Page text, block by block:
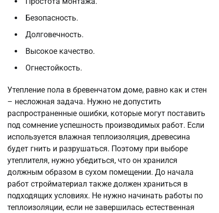
Безопасность.
Долговечность.
Высокое качество.
Огнестойкость.
Утепление пола в бревенчатом доме, равно как и стен
– несложная задача. Нужно не допустить
распространенные ошибки, которые могут поставить
под сомнение успешность производимых работ. Если
используется влажная теплоизоляция, древесина
будет гнить и разрушаться. Поэтому при выборе
утеплителя, нужно убедиться, что он хранился
должным образом в сухом помещении. До начала
работ стройматериал также должен храниться в
подходящих условиях. Не нужно начинать работы по
теплоизоляции, если не завершилась естественная